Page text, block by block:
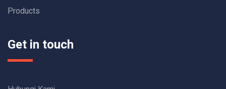
Products
Get in touch